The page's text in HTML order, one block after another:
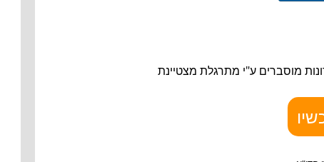
מוסברים ע"י מתרגלת מצטיינת